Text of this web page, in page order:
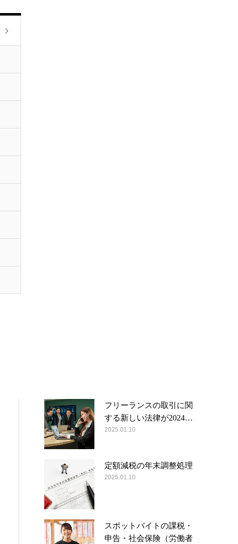
フリーランスの取引に関
する新しい法律が2024…
2025.01.10
定額減税の年末調整処理
2025.01.10
スポットバイトの課税・
申告・社会保険（労働者